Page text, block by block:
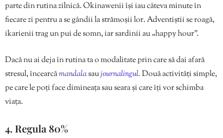
parte din rutina zilnică. Okinawenii își iau câteva minute în
fiecare zi pentru a se gândii la strămoșii lor. Adventiștii se roagă,
ikarienii trag un pui de somn, iar sardinii au „happy hour”.
Dacă nu ai deja în rutina ta o modalitate prin care să dai afară
stresul, încearcămandalasaujournalingul.Două activități simple,
pe care le poți face dimineața sau seara și care îți vor schimba
viața.
4. Regula 80%